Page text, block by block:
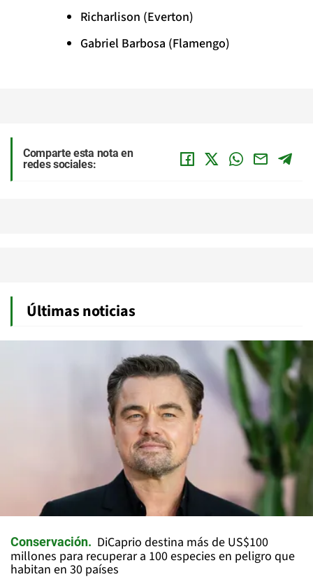
Richarlison (Everton)
Gabriel Barbosa (Flamengo)
Comparte esta nota en
redes sociales:
Últimas noticias
Conservación
DiCaprio destina más de US$100
millones para recuperar a 100 especies en peligro que
habitan en 30 países